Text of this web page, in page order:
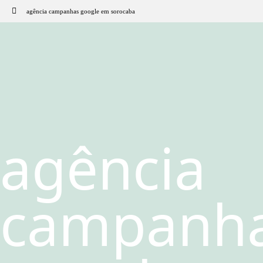
agência campanhas google em sorocaba
agência